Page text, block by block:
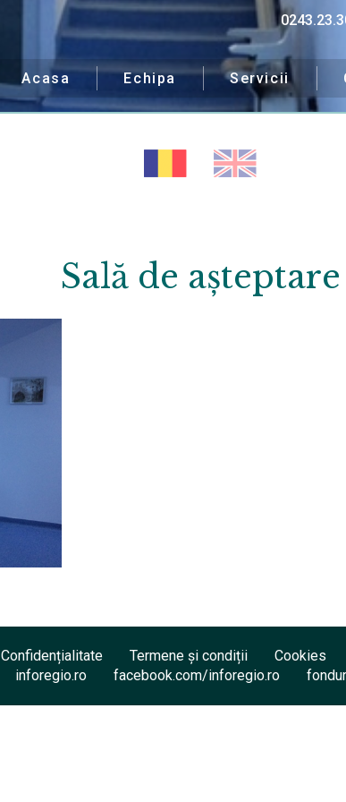
Acasa Echipa Servicii
noastră îți va fi
Sală de așteptare
Confidențialitate Termene și condiții Cookies
inforegio.ro
facebook.com/inforegio.ro